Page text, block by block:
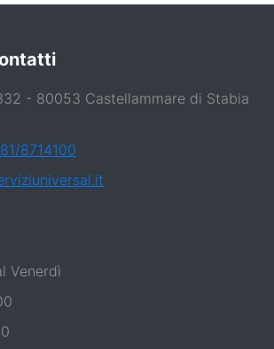
- 80053 Castellammare di Stabia
8714100
Venerdì